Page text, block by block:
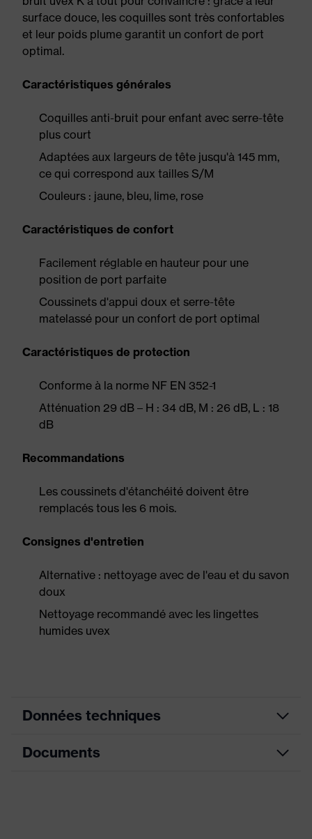
surface douce, les coquilles sont très confortables
et leur poids plume garantit un confort de port
optimal.
Caractéristiques générales
Coquilles anti-bruit pour enfant avec serre-tête
plus court
Adaptées aux largeurs de tête jusqu'à 145 mm,
ce qui correspond aux tailles S/M
Couleurs : jaune, bleu, lime, rose
Caractéristiques de confort
Facilement réglable en hauteur pour une
position de port parfaite
Coussinets d'appui doux et serre-tête
matelassé pour un confort de port optimal
Caractéristiques de protection
Conforme à la norme NF EN 352-1
Atténuation 29 dB – H : 34 dB, M : 26 dB, L : 18
dB
Recommandations
Les coussinets d'étanchéité doivent être
remplacés tous les 6 mois.
Consignes d'entretien
Alternative : nettoyage avec de l'eau et du savon
doux
Nettoyage recommandé avec les lingettes
humides uvex
Données techniques
Couleur marketing
Documents